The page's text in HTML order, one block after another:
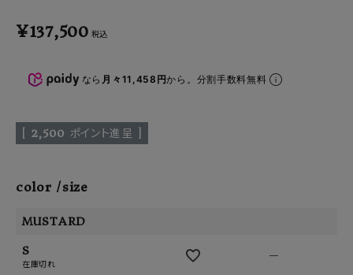
¥137,500 税込
なら 月々11,458円から。分割手数料無料
2,500 ポイント進呈 ]
color size
MUSTARD
S
在庫切れ
—